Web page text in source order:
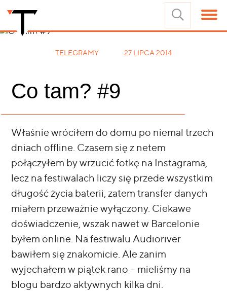
TELEGRAMY 27 LIPCA 2014
Co tam? #9
Właśnie wróciłem do domu po niemal trzech
dniach offline. Czasem się z netem
połączyłem by wrzucić fotkę na Instagrama,
lecz na festiwalach liczy się przede wszystkim
długość życia baterii, zatem transfer danych
miałem przeważnie wyłączony. Ciekawe
doświadczenie, wszak nawet w Barcelonie
byłem online. Na festiwalu Audioriver
bawiłem się znakomicie. Ale zanim
wyjechałem w piątek rano – mieliśmy na
blogu bardzo aktywnych kilka dni.